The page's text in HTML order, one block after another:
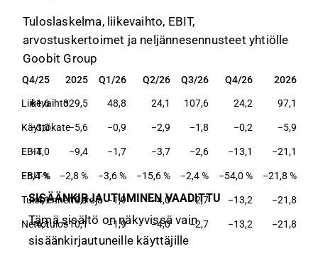
Tuloslaskelma, liikevaihto, EBIT,
arvostuskertoimet ja neljännesennusteet yhtiölle
Goobit Group
Q4/25 2025 Q1/26 Q2/26 Q3/26 Q4/26 2026
Q4/25 2025 Q1/26 Q2/26 Q3/26 Q4/26 2026
Liikevaihto
61,6 329,5 48,8 24,1 107,6 24,2 97,1
Käyttökate
−3,0 −5,6 −0,9 −2,9 −1,8 −0,2 −5,9
EBIT
−4,0 −9,4 −1,7 −3,7 −2,6 −13,1 −21,1
EBIT-%
−6,4 % −2,8 % −3,6 % −15,6 % −2,4 % −54,0 % −21,8 %
Tulos ennen veroja
−4,1 −10,1 −1,9 −4,0 −2,7 −13,2 −21,8
Nettotulos
−4,1 −10,1 −1,9 −4,0 −2,7 −13,2 −21,8
SISÄÄNKIRJAUTUMINEN VAADITTU
Tämä sisältö on näkyvissä vain
sisäänkirjautuneille käyttäjille